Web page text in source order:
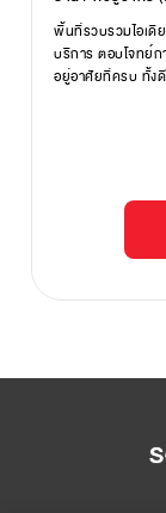
พื้นที่รวบรวมไอเดี
บริการ ตอบโจทย์
อยู่อาศัยที่ครบ ทั้ง